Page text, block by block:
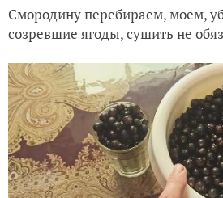
Смородину перебираем, моем,
созревшие ягоды, сушить не